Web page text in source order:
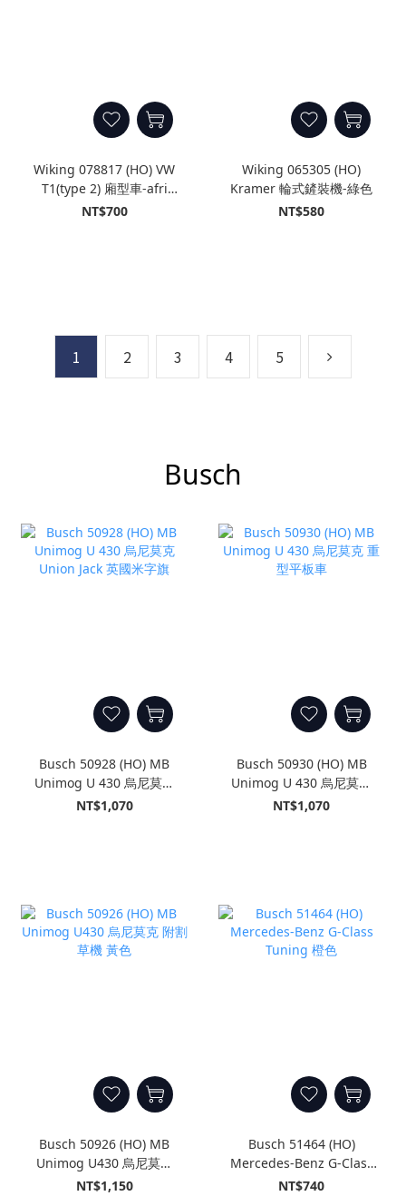
Wiking 078817 (HO) VW
T1(type 2) 廂型車-afri
cola 非洲可樂
NT$700
Wiking 065305 (HO)
Kramer 輪式鏟裝機-綠色
NT$580
1 2 3 4 5
Busch
Busch 50928 (HO) MB
Unimog U 430 烏尼莫克
Union Jack 英國米字旗
NT$1,070
Busch 50930 (HO) MB
Unimog U 430 烏尼莫克
重型平板車
NT$1,070
Busch 50926 (HO) MB
Unimog U430 烏尼莫克
附割草機 黃色
NT$1,150
Busch 51464 (HO)
Mercedes-Benz G-Class
Tuning 橙色
NT$740